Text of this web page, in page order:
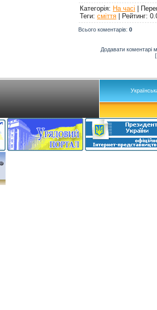
Категорія: На часі |
Теги: сміття | Рейтинг:
Всього коментарів: 0
Додавати коментарі